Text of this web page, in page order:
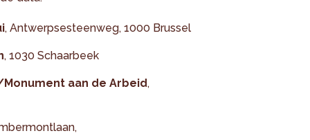
, Antwerpsesteenweg, 1000 Brussel
, 1030 Schaarbeek
aan de Arbeid,